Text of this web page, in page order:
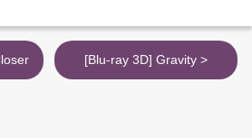
[Blu-ray 3D] Gravity >